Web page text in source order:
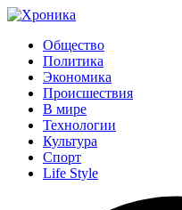
Общество
Политика
Экономика
Происшествия
В мире
Технологии
Культура
Спорт
Life Style